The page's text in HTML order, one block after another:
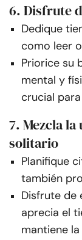
6. Disfrute
Dedique
como leer
Priorice su
mental y
crucial
7. Mezcla
solitario
Planifique
también
Disfrute de
aprecia el
mantiene